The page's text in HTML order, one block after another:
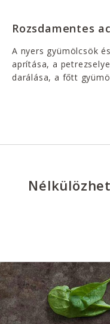
Rozsdamentes
A nyers gyümölcsök
aprítása, a
darálása, a főtt